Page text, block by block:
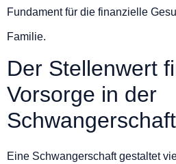
Fundament für die finanzielle
Familie.
Der Stellenwert
Vorsorge in der
Schwangerschaft
Eine Schwangerschaft gestaltet